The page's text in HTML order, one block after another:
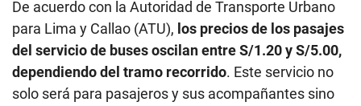
De acuerdo con la Autoridad de Transporte Urbano
para Lima y Callao (ATU), los precios de los pasajes
del servicio de buses oscilan entre S/1.20 y S/5.00,
dependiendo del tramo recorrido. Este servicio no
solo será para pasajeros y sus acompañantes sino